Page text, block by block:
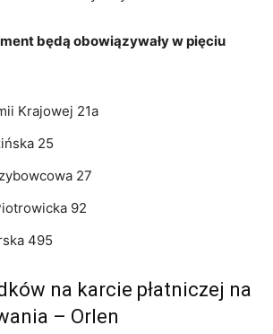
będą obowiązywały w pięciu
Krajowej 21a
25
27
92
495
na karcie płatniczej na
– Orlen